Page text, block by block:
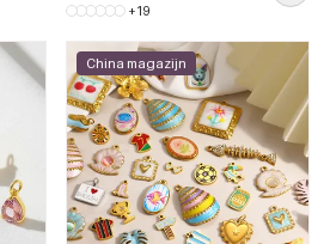
+19
China magazijn